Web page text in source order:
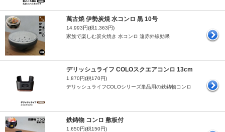
萬古焼 伊勢炭焼 水コンロ 黒 10号
14,993円(税1,363円)
家族で楽しむ炭火焼き 水コンロ 遠赤外線効果
デリッシュライフ COLOスクエアコンロ 13cm
1,870円(税170円)
デリッシュライフCOLOシリーズ単品用の鉄鋳物コンロ
鉄鋳物 コンロ 敷板付
1,650円(税150円)